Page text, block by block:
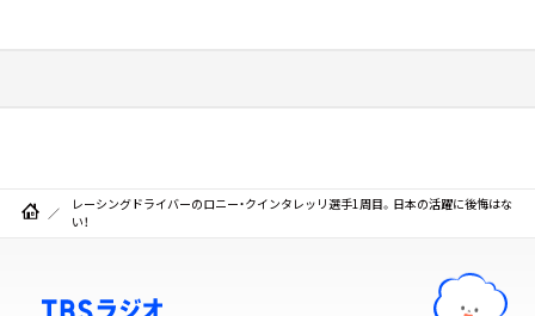
レーシングドライバーのロニー・クインタレッリ選手1周目。日本の活躍に後悔はな
い！